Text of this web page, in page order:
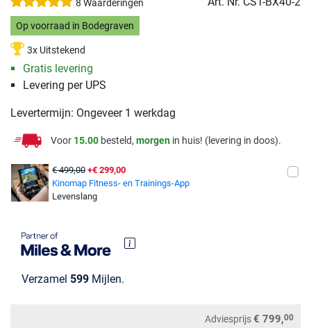
8 Waarderingen
Op voorraad in Bodegraven
3x Uitstekend
Gratis levering
Levering per UPS
Levertermijn: Ongeveer 1 werkdag
Voor 15.00 besteld, morgen in huis! (levering in doos).
€ 499,00 +€ 299,00
Kinomap Fitness- en Trainings-App
Levenslang
Verzamel 599 Mijlen.
Adviesprijs€ 799,00